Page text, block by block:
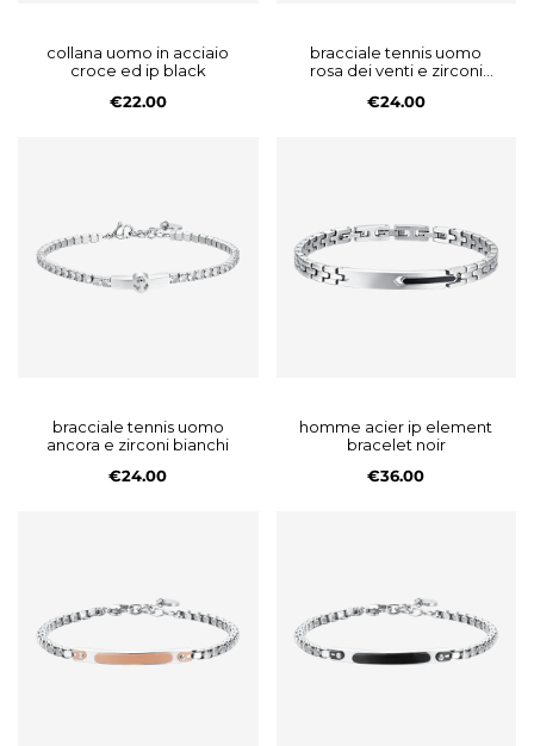
collana uomo in acciaio
croce ed ip black
€22.00
bracciale tennis uomo
rosa dei venti e zirconi
€24.00
bracciale tennis uomo
ancora e zirconi bianchi
€24.00
homme acier ip element
bracelet noir
€36.00